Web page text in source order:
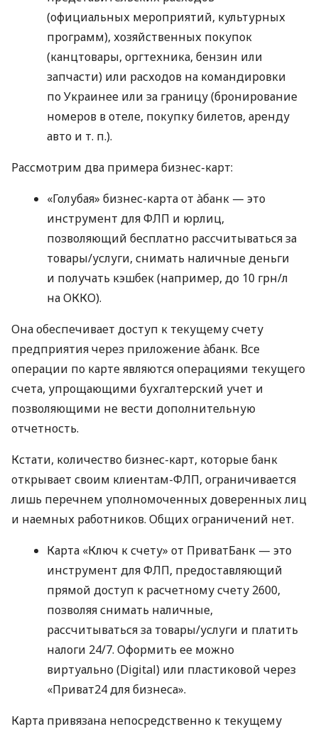
(официальных мероприятий, культурных
программ), хозяйственных покупок
(канцтовары, оргтехника, бензин или
запчасти) или расходов на командировки
по Украинее или за границу (бронирование
номеров в отеле, покупку билетов, аренду
авто и т. п.).
Рассмотрим два примера бизнес-карт:
«Голубая» бизнес-карта от àбанк — это
инструмент для ФЛП и юрлиц,
позволяющий бесплатно рассчитываться за
товары/услуги, снимать наличные деньги
и получать кэшбек (например, до 10 грн/л
на ОККО).
Она обеспечивает доступ к текущему счету
предприятия через приложение àбанк. Все
операции по карте являются операциями текущего
счета, упрощающими бухгалтерский учет и
позволяющими не вести дополнительную
отчетность.
Кстати, количество бизнес-карт, которые банк
открывает своим клиентам-ФЛП, ограничивается
лишь перечнем уполномоченных доверенных лиц
и наемных работников. Общих ограничений нет.
Карта «Ключ к счету» от ПриватБанк — это
инструмент для ФЛП, предоставляющий
прямой доступ к расчетному счету 2600,
позволяя снимать наличные,
рассчитываться за товары/услуги и платить
налоги 24/7. Оформить ее можно
виртуально (Digital) или пластиковой через
«Приват24 для бизнеса».
Карта привязана непосредственно к текущему